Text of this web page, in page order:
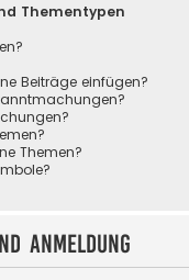
Thementypen
Beiträge einfügen?
Themen?
Anmeldung